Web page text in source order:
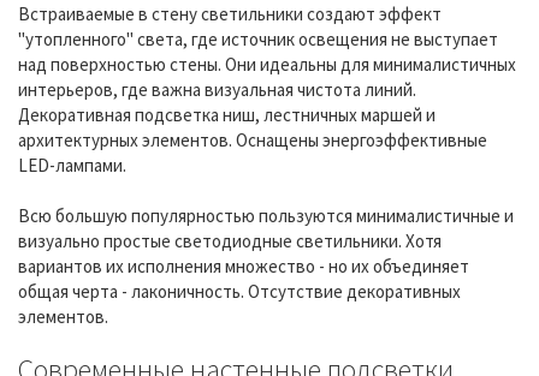
Встраиваемые в стену светильники создают эффект
"утопленного" света, где источник освещения не выступает
над поверхностью стены. Они идеальны для минималистичных
интерьеров, где важна визуальная чистота линий.
Декоративная подсветка ниш, лестничных маршей и
архитектурных элементов. Оснащены энергоэффективные
LED-лампами.
Всю большую популярностью пользуются минималистичные и
визуально простые светодиодные светильники. Хотя
вариантов их исполнения множество - но их объединяет
общая черта - лаконичность. Отсутствие декоративных
элементов.